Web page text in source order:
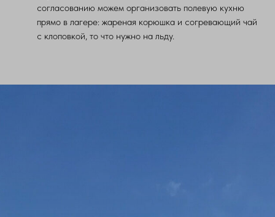
согласованию можем организовать полевую кухню
прямо в лагере: жареная корюшка и согревающий чай
с клоповкой, то что нужно на льду.